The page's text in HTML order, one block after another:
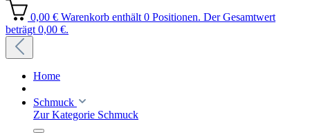
0,00 € Warenkorb enthält 0 Positionen. Der Gesamtwert
beträgt 0,00 €.
Home
Schmuck
Zur Kategorie Schmuck